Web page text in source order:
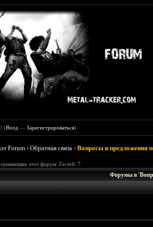
(Вход —Зарегистрироваться)
Forum ›Обратная связь ›Вопросы и предложения
этот форум: Гостей: 7
Форумы в